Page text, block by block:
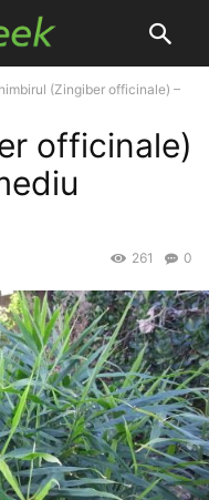
(Zingiber officinale) –
officinale)
0
261